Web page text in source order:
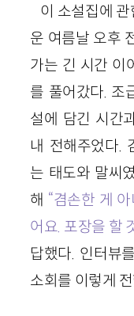
이 소설집에
운 여름날 오후
가는 긴 시간 이
를 풀어갔다. 조
설에 담긴 시간
내 전해주었다.
는 태도와 말씨
해 “겸손한 게
어요. 포장을 할
답했다. 인터뷰
소회를 이렇게 전